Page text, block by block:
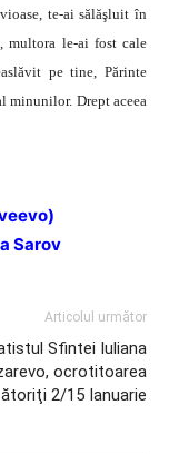
te-ai sălăşluit în
multora le-ai fost cale
pe tine, Părinte
minunilor. Drept aceea
Sarov
Articolul următor
Sfintei Iuliana
ocrotitoarea
2/15 Ianuarie